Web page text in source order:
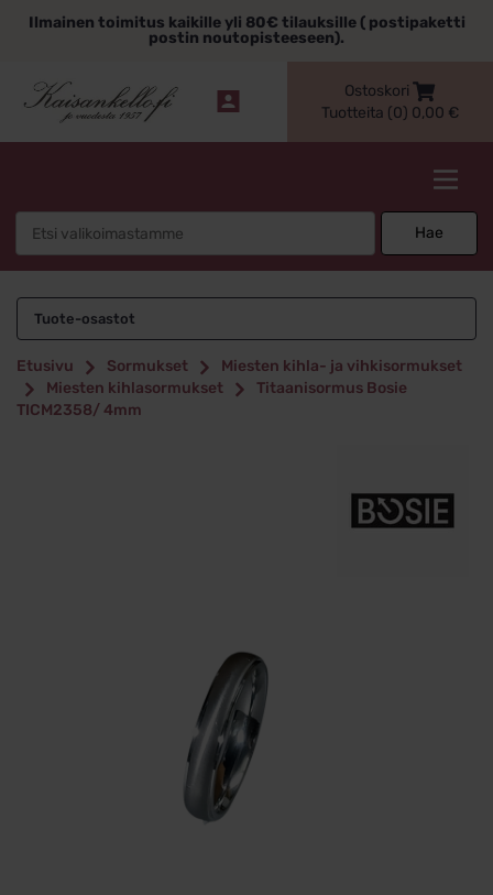
sisältöönIlmainen toimitus kaikille yli 80€ tilauksille ( postipaketti
postin noutopisteeseen).
Ostoskori
Tuotteita (0) 0,00 €
Hae
Tuote-osastot
Etusivu Sormukset
Miesten kihla- ja vihkisormukset
Miesten kihlasormukset
Titaanisormus Bosie
TICM2358/ 4mm